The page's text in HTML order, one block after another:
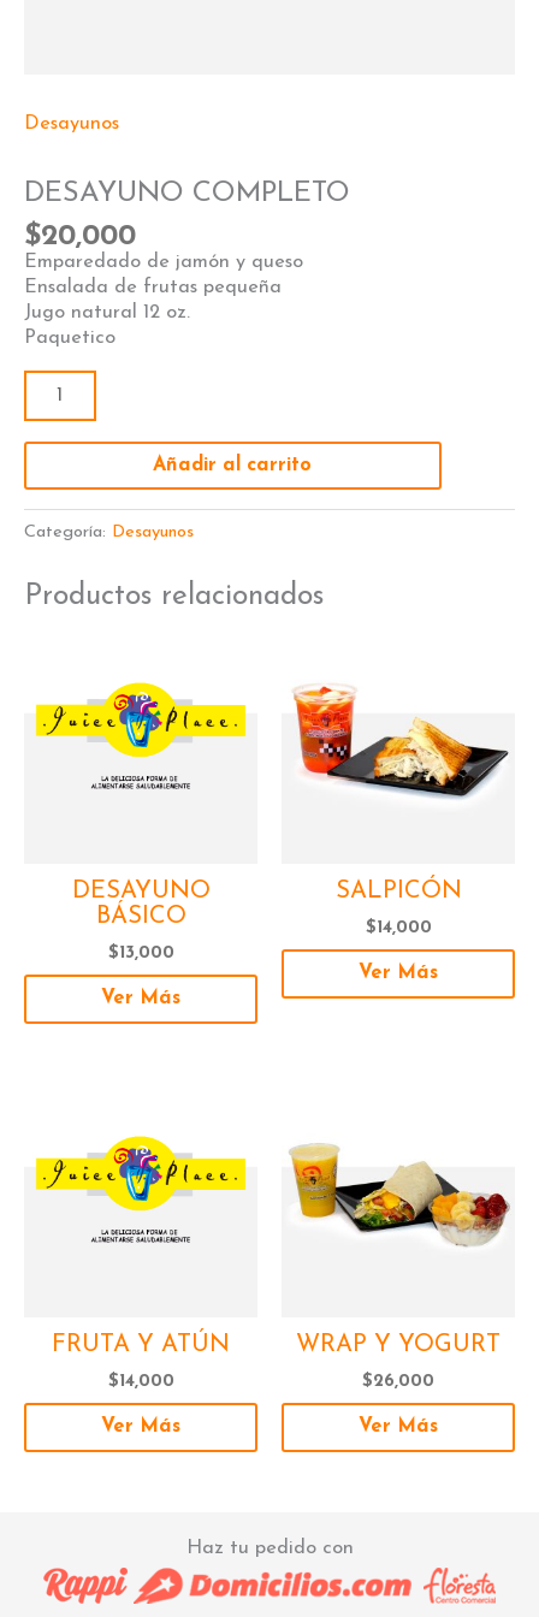
Desayunos
DESAYUNO COMPLETO
$20,000
Emparedado de jamón y queso
Ensalada de frutas pequeña
Jugo natural 12 oz.
Paquetico
Añadir al carrito
Categoría: Desayunos
Productos relacionados
DESAYUNO
BÁSICO
$13,000
Ver Más
SALPICÓN
$14,000
Ver Más
FRUTA Y ATÚN
$14,000
Ver Más
WRAP Y YOGURT
$26,000
Ver Más
Haz tu pedido con